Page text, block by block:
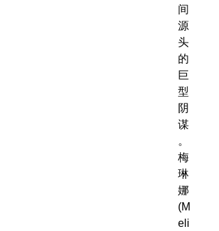
间
源
头
的
巨
型
阴
谋
。
梅
琳
娜
(M
eli